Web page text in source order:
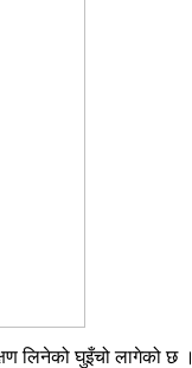
लिनेको घुइँचो लागेको छ ।